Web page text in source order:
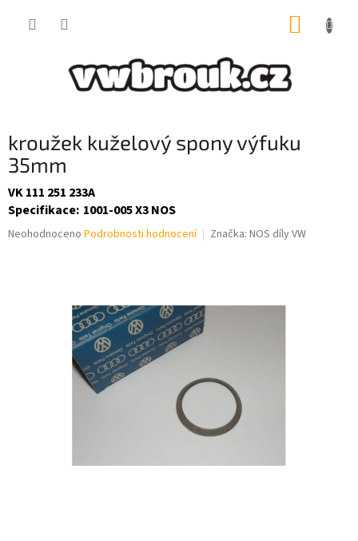
kroužek kuželový spony výfuku
35mm
VK 111 251 233A
Specifikace: 1001-005 X3 NOS
Průměrné
Neohodnoceno Podrobnosti hodnocení Značka: NOS díly VW